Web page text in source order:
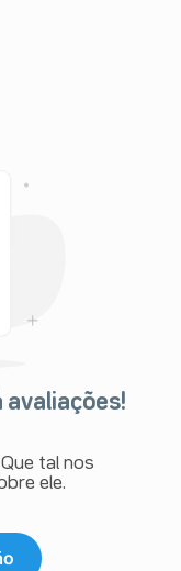
avaliações!
tal nos
ele.